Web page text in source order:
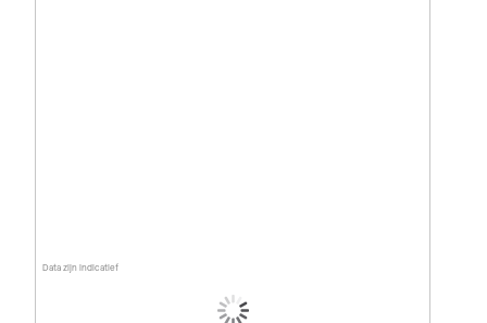
Data zijn indicatief